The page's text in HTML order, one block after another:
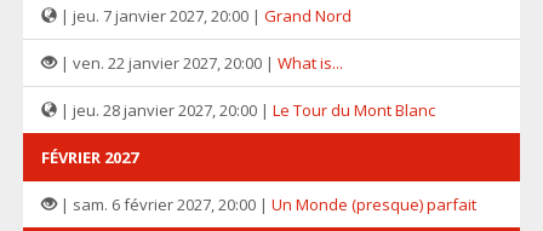
| jeu. 7 janvier 2027, 20:00 | Grand Nord
| ven. 22 janvier 2027, 20:00 | What is...
| jeu. 28 janvier 2027, 20:00 | Le Tour du Mont Blanc
FÉVRIER 2027
| sam. 6 février 2027, 20:00 | Un Monde (presque) parfait